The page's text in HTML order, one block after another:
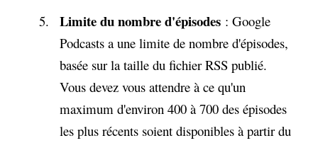
Limite du nombre d'épisodes: Google
Podcasts a une limite de nombre d'épisodes,
basée sur la taille du fichier RSS publié.
Vous devez vous attendre à ce qu'un
maximum d'environ 400 à 700 des épisodes
les plus récents soient disponibles à partir du